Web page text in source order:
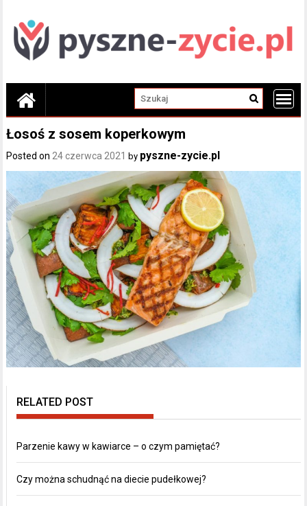
content
Łosoś z sosem koperkowym
Posted on 24 czerwca 2021 by pyszne-zycie.pl
RELATED POST
Parzenie kawy w kawiarce – o czym pamiętać?
Czy można schudnąć na diecie pudełkowej?